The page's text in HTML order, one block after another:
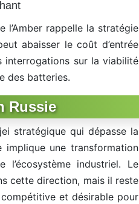
l’Amber rappelle la stratégie
abaisser le coût d’entrée
interrogations sur la viabilité
des batteries.
Russie
stratégique qui dépasse la
implique une transformation
industriel. Le
cette direction, mais il reste
et désirable pour